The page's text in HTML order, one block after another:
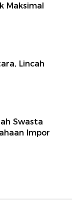
Maksimal
Lincah
Swasta
Impor